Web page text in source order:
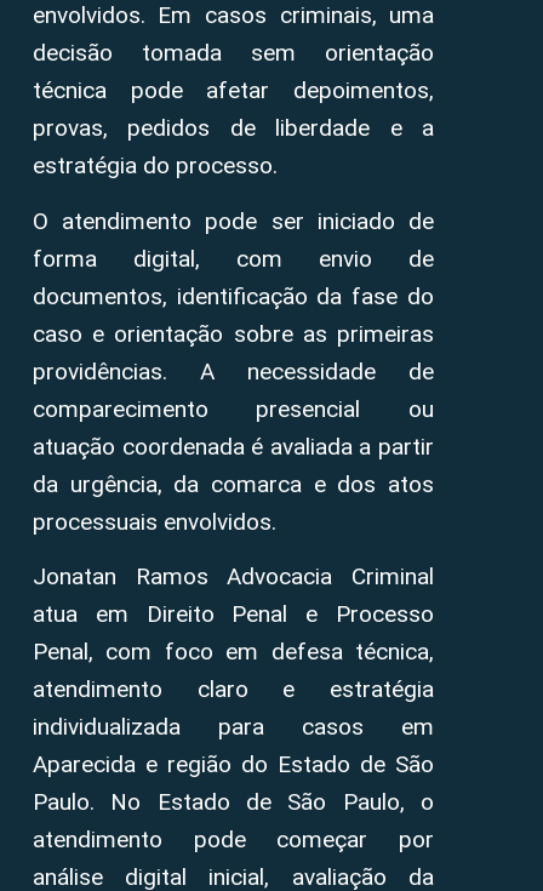
envolvidos. Em casos criminais, uma
decisão tomada sem orientação
técnica pode afetar depoimentos,
provas, pedidos de liberdade e a
estratégia do processo.
O atendimento pode ser iniciado de
forma digital, com envio de
documentos, identificação da fase do
caso e orientação sobre as primeiras
providências. A necessidade de
comparecimento presencial ou
atuação coordenada é avaliada a partir
da urgência, da comarca e dos atos
processuais envolvidos.
Jonatan Ramos Advocacia Criminal
atua em Direito Penal e Processo
Penal, com foco em defesa técnica,
atendimento claro e estratégia
individualizada para casos em
Aparecida e região do Estado de São
Paulo. No Estado de São Paulo, o
atendimento pode começar por
análise digital inicial, avaliação da